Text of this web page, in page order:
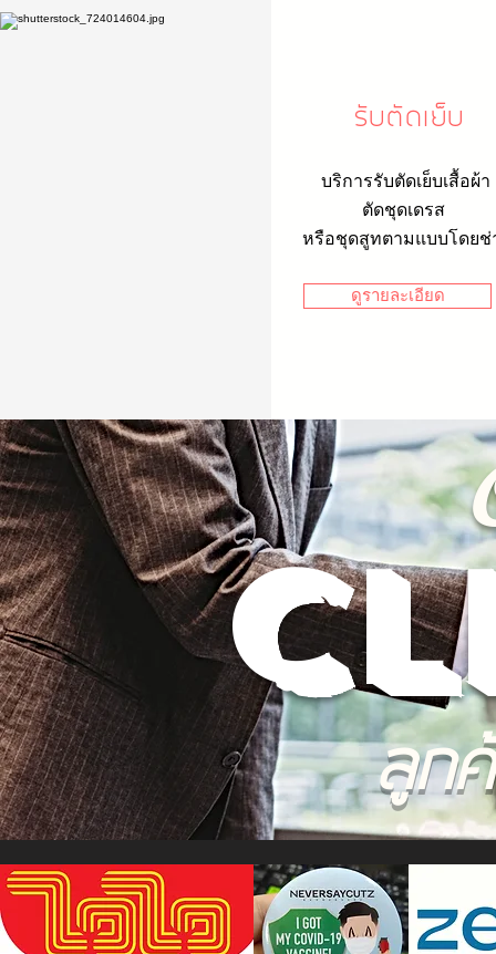
รับตัดเย็บ
บริการรับตัดเย็บเสื้อผ้า
ตัดชุดเดรส
หรือชุดสูทตามแบบโดยช่
ดูรายละเอียด
ลูกค้